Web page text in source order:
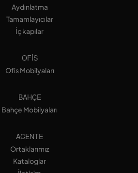
Aydınlatma
Tamamlayıcılar
İç kapılar
OFIS
Ofis Mobilyaları
BAHÇE
Bahçe Mobilyaları
ACENTE
Ortaklarımız
Kataloglar